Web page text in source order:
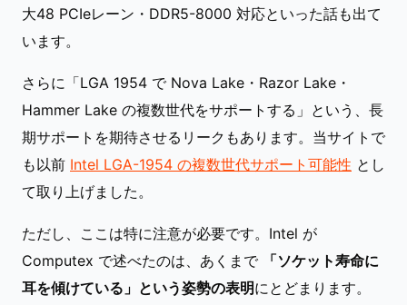
大48 PCIeレーン・DDR5-8000 対応といった話も出て
います。
さらに「LGA 1954 で Nova Lake・Razor Lake・
Hammer Lake の複数世代をサポートする」という、長
期サポートを期待させるリークもあります。当サイトで
も以前 Intel LGA-1954 の複数世代サポート可能性 とし
て取り上げました。
ただし、ここは特に注意が必要です。Intel が
Computex で述べたのは、あくまで
「ソケット寿命に
耳を傾けている」という姿勢の表明にとどまります。